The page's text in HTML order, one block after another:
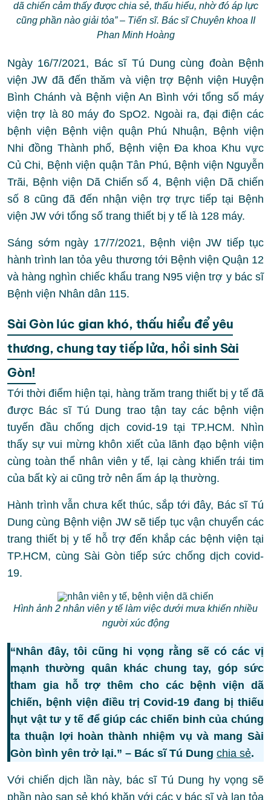
dã chiến cảm thấy được chia sẻ, thấu hiểu, nhờ đó áp lực
cũng phần nào giải tỏa” – Tiến sĩ. Bác sĩ Chuyên khoa II
Phan Minh Hoàng
Ngày 16/7/2021, Bác sĩ Tú Dung cùng đoàn Bệnh
viện JW đã đến thăm và viện trợ Bệnh viện Huyện
Bình Chánh và Bệnh viện An Bình với tổng số máy
viện trợ là 80 máy đo SpO2. Ngoài ra, đại điện các
bệnh viện Bệnh viện quận Phú Nhuận, Bệnh viện
Nhi đồng Thành phố, Bệnh viện Đa khoa Khu vực
Củ Chi, Bệnh viện quận Tân Phú, Bệnh viện Nguyễn
Trãi, Bệnh viện Dã Chiến số 4, Bệnh viện Dã chiến
số 8 cũng đã đến nhận viện trợ trực tiếp tại Bệnh
viện JW với tổng số trang thiết bị y tế là 128 máy.
Sáng sớm ngày 17/7/2021, Bệnh viện JW tiếp tục
hành trình lan tỏa yêu thương tới Bệnh viện Quận 12
và hàng nghìn chiếc khẩu trang N95 viện trợ y bác sĩ
Bệnh viện Nhân dân 115.
Sài Gòn lúc gian khó, thấu hiểu để yêu
thương, chung tay tiếp lửa, hồi sinh Sài
Gòn!
Tới thời điểm hiện tại, hàng trăm trang thiết bị y tế đã
được Bác sĩ Tú Dung trao tận tay các bệnh viện
tuyến đầu chống dịch covid-19 tại TP.HCM. Nhìn
thấy sự vui mừng khôn xiết của lãnh đạo bệnh viện
cùng toàn thể nhân viên y tế, lại càng khiến trái tim
của bất kỳ ai cũng trở nên ấm áp lạ thường.
Hành trình vẫn chưa kết thúc, sắp tới đây, Bác sĩ Tú
Dung cùng Bệnh viện JW sẽ tiếp tục vận chuyển các
trang thiết bị y tế hỗ trợ đến khắp các bệnh viện tại
TP.HCM, cùng Sài Gòn tiếp sức chống dịch covid-
19.
Hình ảnh 2 nhân viên y tế làm việc dưới mưa khiến nhiều
người xúc động
“Nhân đây, tôi cũng hi vọng rằng sẽ có các vị
mạnh thường quân khác chung tay, góp sức
tham gia hỗ trợ thêm cho các bệnh viện dã
chiến, bệnh viện điều trị Covid-19 đang bị thiếu
hụt vật tư y tế để giúp các chiến binh của chúng
ta thuận lợi hoàn thành nhiệm vụ và mang Sài
Gòn bình yên trở lại.” – Bác sĩ Tú Dung chia sẻ.
Với chiến dịch lần này, bác sĩ Tú Dung hy vọng sẽ
phần nào san sẻ khó khăn với các y bác sĩ và lan tỏa